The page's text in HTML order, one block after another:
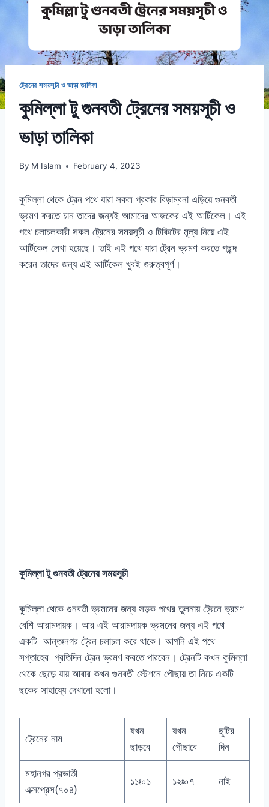
ট্রেনের সময়সূচী ও ভাড়া তালিকা
কুমিল্লা টু গুনবতী ট্রেনের সময়সূচী ও
ভাড়া তালিকা
By M Islam February 4, 2023
কুমিল্লা থেকে ট্রেন পথে যারা সকল প্রকার বিড়াম্বনা এড়িয়ে গুনবতী
ভ্রমণ করতে চান তাদের জন্যই আমাদের আজকের এই আর্টিকেল। এই
পথে চলাচলকারী সকল ট্রেনের সময়সূচী ও টিকিটের মূল্য নিয়ে এই
আর্টিকেল লেখা হয়েছে। তাই এই পথে যারা ট্রেন ভ্রমণ করতে পছন্দ
করেন তাদের জন্য এই আর্টিকেল খুবই গুরুত্বপূর্ণ।
কুমিল্লা টু গুনবতী ট্রেনের সময়সূচী
কুমিল্লা থেকে গুনবতী ভ্রমনের জন্য সড়ক পথের তুলনায় ট্রেনে ভ্রমণ
বেশি আরামদায়ক। আর এই আরামদায়ক ভ্রমনের জন্য এই পথে
একটি আন্তঃনগর ট্রেন চলাচল করে থাকে। আপনি এই পথে
সপ্তাহের প্রতিদিন ট্রেন ভ্রমণ করতে পারবেন। ট্রেনটি কখন কুমিল্লা
থেকে ছেড়ে যায় আবার কখন গুনবতী স্টেশনে পৌছায় তা নিচে একটি
ছকের সাহায্যে দেখানো হলো।
ট্রেনের নাম
যখন
ছাড়বে
যখন
পৌছাবে
ছুটির
দিন
মহানগর প্রভাতী
এক্সপ্রেস(৭০৪)
১১ঃ০১ ১২ঃ০৭ নাই